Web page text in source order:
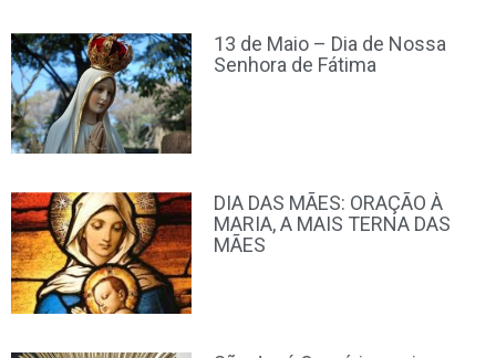
13 de Maio – Dia de Nossa
Senhora de Fátima
DIA DAS MÃES: ORAÇÃO À
MARIA, A MAIS TERNA DAS
MÃES